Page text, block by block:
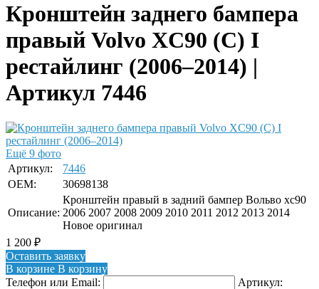
Кронштейн заднего бампера
правый Volvo XC90 (C) I
рестайлинг (2006–2014) |
Артикул 7446
Ещё 9 фото
Артикул:
7446
OEM:
30698138
Описание:
Кронштейн правый в задний бампер Вольво хс90
2006 2007 2008 2009 2010 2011 2012 2013 2014
Новое оригинал
1 200 ₽
Оставить заявку
В корзине В корзину
Телефон или Email:
Артикул: